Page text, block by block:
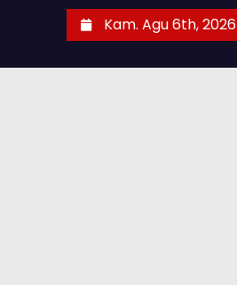
Kam. Agu 6th, 2026